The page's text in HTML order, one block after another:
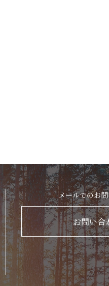
メールでのお
お問い合